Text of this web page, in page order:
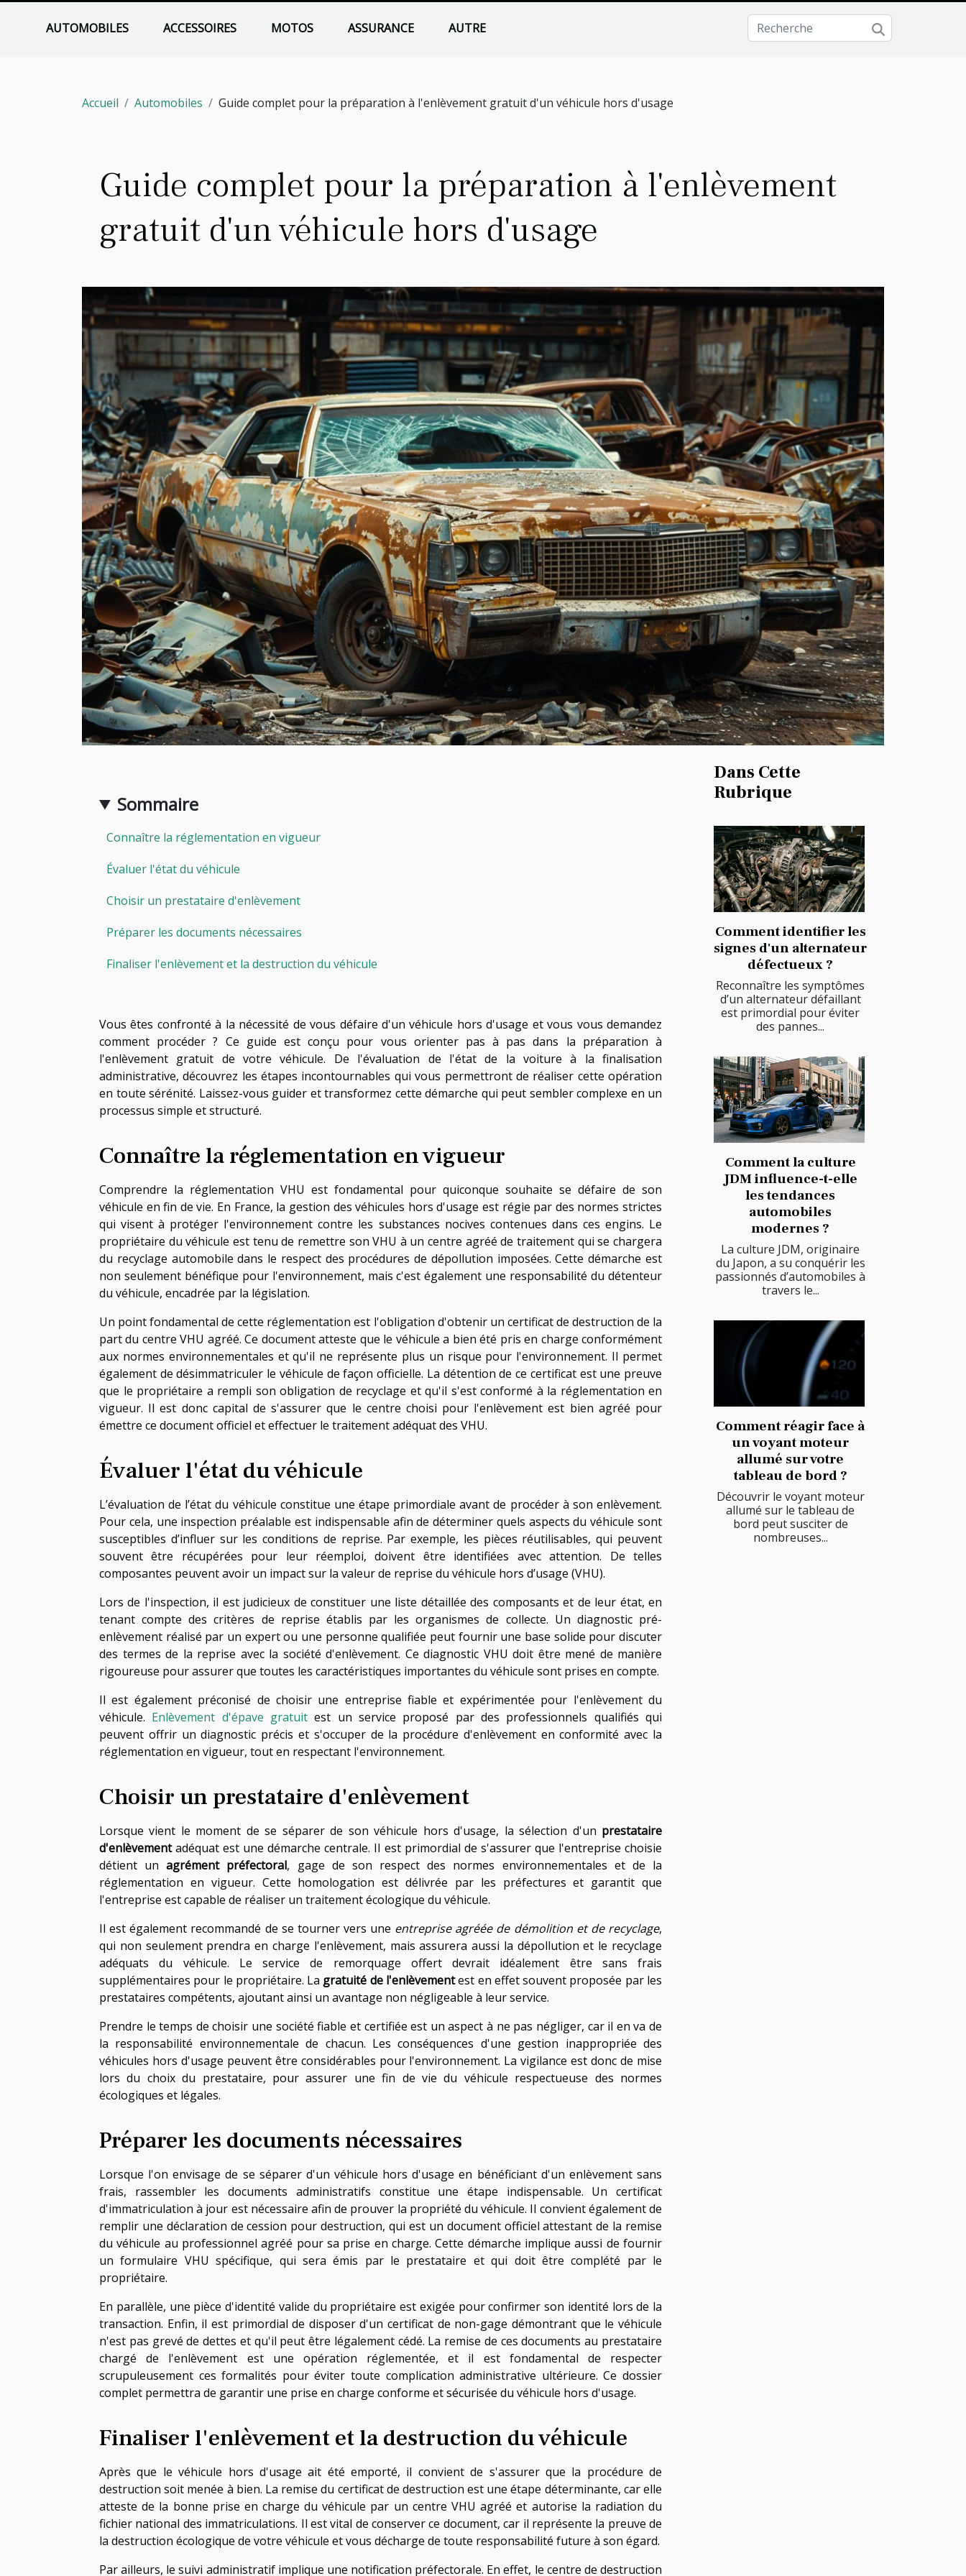
AUTOMOBILES ACCESSOIRES MOTOS ASSURANCE AUTRE
Accueil Automobiles Guide complet pour la préparation à l'enlèvement gratuit d'un véhicule hors d'usage
Guide complet pour la préparation à l'enlèvement
gratuit d'un véhicule hors d'usage
Sommaire
Connaître la réglementation en vigueur
Évaluer l'état du véhicule
Choisir un prestataire d'enlèvement
Préparer les documents nécessaires
Finaliser l'enlèvement et la destruction du véhicule
Vous êtes confronté à la nécessité de vous défaire d'un véhicule hors d'usage et vous vous demandez
comment procéder ? Ce guide est conçu pour vous orienter pas à pas dans la préparation à
l'enlèvement gratuit de votre véhicule. De l'évaluation de l'état de la voiture à la finalisation
administrative, découvrez les étapes incontournables qui vous permettront de réaliser cette opération
en toute sérénité. Laissez-vous guider et transformez cette démarche qui peut sembler complexe en un
processus simple et structuré.
Connaître la réglementation en vigueur
Comprendre la réglementation VHU est fondamental pour quiconque souhaite se défaire de son
véhicule en fin de vie. En France, la gestion des véhicules hors d'usage est régie par des normes strictes
qui visent à protéger l'environnement contre les substances nocives contenues dans ces engins. Le
propriétaire du véhicule est tenu de remettre son VHU à un centre agréé de traitement qui se chargera
du recyclage automobile dans le respect des procédures de dépollution imposées. Cette démarche est
non seulement bénéfique pour l'environnement, mais c'est également une responsabilité du détenteur
du véhicule, encadrée par la législation.
Un point fondamental de cette réglementation est l'obligation d'obtenir un certificat de destruction de la
part du centre VHU agréé. Ce document atteste que le véhicule a bien été pris en charge conformément
aux normes environnementales et qu'il ne représente plus un risque pour l'environnement. Il permet
également de désimmatriculer le véhicule de façon officielle. La détention de ce certificat est une preuve
que le propriétaire a rempli son obligation de recyclage et qu'il s'est conformé à la réglementation en
vigueur. Il est donc capital de s'assurer que le centre choisi pour l'enlèvement est bien agréé pour
émettre ce document officiel et effectuer le traitement adéquat des VHU.
Évaluer l'état du véhicule
L’évaluation de l’état du véhicule constitue une étape primordiale avant de procéder à son enlèvement.
Pour cela, une inspection préalable est indispensable afin de déterminer quels aspects du véhicule sont
susceptibles d’influer sur les conditions de reprise. Par exemple, les pièces réutilisables, qui peuvent
souvent être récupérées pour leur réemploi, doivent être identifiées avec attention. De telles
composantes peuvent avoir un impact sur la valeur de reprise du véhicule hors d’usage (VHU).
Lors de l'inspection, il est judicieux de constituer une liste détaillée des composants et de leur état, en
tenant compte des critères de reprise établis par les organismes de collecte. Un diagnostic pré-
enlèvement réalisé par un expert ou une personne qualifiée peut fournir une base solide pour discuter
des termes de la reprise avec la société d'enlèvement. Ce diagnostic VHU doit être mené de manière
rigoureuse pour assurer que toutes les caractéristiques importantes du véhicule sont prises en compte.
Il est également préconisé de choisir une entreprise fiable et expérimentée pour l'enlèvement du
véhicule. Enlèvement d'épave gratuit est un service proposé par des professionnels qualifiés qui
peuvent offrir un diagnostic précis et s'occuper de la procédure d'enlèvement en conformité avec la
réglementation en vigueur, tout en respectant l'environnement.
Choisir un prestataire d'enlèvement
Lorsque vient le moment de se séparer de son véhicule hors d'usage, la sélection d'un prestataire
d'enlèvementadéquat est une démarche centrale. Il est primordial de s'assurer que l'entreprise choisie
détient unagrément préfectoral, gage de son respect des normes environnementales et de la
réglementation en vigueur. Cette homologation est délivrée par les préfectures et garantit que
l'entreprise est capable de réaliser un traitement écologique du véhicule.
Il est également recommandé de se tourner vers une entreprise agréée de démolition et de recyclage,
qui non seulement prendra en charge l'enlèvement, mais assurera aussi la dépollution et le recyclage
adéquats du véhicule. Le service de remorquage offert devrait idéalement être sans frais
supplémentaires pour le propriétaire. La gratuité de l'enlèvementest en effet souvent proposée par les
prestataires compétents, ajoutant ainsi un avantage non négligeable à leur service.
Prendre le temps de choisir une société fiable et certifiée est un aspect à ne pas négliger, car il en va de
la responsabilité environnementale de chacun. Les conséquences d'une gestion inappropriée des
véhicules hors d'usage peuvent être considérables pour l'environnement. La vigilance est donc de mise
lors du choix du prestataire, pour assurer une fin de vie du véhicule respectueuse des normes
écologiques et légales.
Préparer les documents nécessaires
Lorsque l'on envisage de se séparer d'un véhicule hors d'usage en bénéficiant d'un enlèvement sans
frais, rassembler les documents administratifs constitue une étape indispensable. Un certificat
d'immatriculation à jour est nécessaire afin de prouver la propriété du véhicule. Il convient également de
remplir une déclaration de cession pour destruction, qui est un document officiel attestant de la remise
du véhicule au professionnel agréé pour sa prise en charge. Cette démarche implique aussi de fournir
un formulaire VHU spécifique, qui sera émis par le prestataire et qui doit être complété par le
propriétaire.
En parallèle, une pièce d'identité valide du propriétaire est exigée pour confirmer son identité lors de la
transaction. Enfin, il est primordial de disposer d'un certificat de non-gage démontrant que le véhicule
n'est pas grevé de dettes et qu'il peut être légalement cédé. La remise de ces documents au prestataire
chargé de l'enlèvement est une opération réglementée, et il est fondamental de respecter
scrupuleusement ces formalités pour éviter toute complication administrative ultérieure. Ce dossier
complet permettra de garantir une prise en charge conforme et sécurisée du véhicule hors d'usage.
Finaliser l'enlèvement et la destruction du véhicule
Après que le véhicule hors d'usage ait été emporté, il convient de s'assurer que la procédure de
destruction soit menée à bien. La remise du certificat de destruction est une étape déterminante, car elle
atteste de la bonne prise en charge du véhicule par un centre VHU agréé et autorise la radiation du
fichier national des immatriculations. Il est vital de conserver ce document, car il représente la preuve de
la destruction écologique de votre véhicule et vous décharge de toute responsabilité future à son égard.
Par ailleurs, le suivi administratif implique une notification préfectorale. En effet, le centre de destruction
Dans Cette
Rubrique
Comment identifier les
signes d'un alternateur
défectueux ?
Reconnaître les symptômes
d’un alternateur défaillant
est primordial pour éviter
des pannes...
Comment la culture
JDM influence-t-elle
les tendances
automobiles
modernes ?
La culture JDM, originaire
du Japon, a su conquérir les
passionnés d’automobiles à
travers le...
Comment réagir face à
un voyant moteur
allumé sur votre
tableau de bord ?
Découvrir le voyant moteur
allumé sur le tableau de
bord peut susciter de
nombreuses...